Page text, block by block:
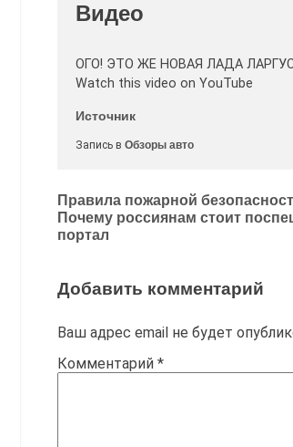
Видео
ОГО! ЭТО ЖЕ НОВАЯ ЛАДА ЛАРГУС
Watch this video on YouTube
Источник
Запись в Обзоры авто
Навигация
по
Правила пожарной
Почему россиянам стоит
портал
Добавить комментарий
Ваш адрес email не будет
Комментарий *